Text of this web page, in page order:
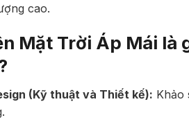
cao.
Mặt Trời Áp Mái là
(Kỹ thuật và Thiết kế): Khảo